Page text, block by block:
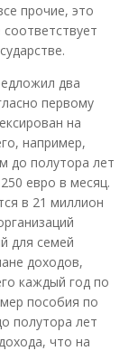
прочие, это
два
первому
на
например,
до полутора лет
евро в месяц.
в 21 миллион
для семей
доходов,
каждый год по
пособия по
полутора лет
что на